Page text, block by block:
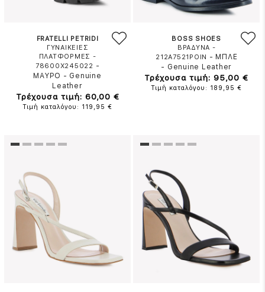
FRATELLI PETRIDI
ΓΥΝΑΙΚΕΙΕΣ
ΠΛΑΤΦΟΡΜΕΣ -
78600X245022 -
ΜΑΥΡΟ - Genuine
Leather
Τρέχουσα τιμή: 60,00 €
Τιμή καταλόγου: 119,95 €
BOSS SHOES
ΒΡΑΔΥΝΑ -
212A7521POIN - ΜΠΛΕ
- Genuine Leather
Τρέχουσα τιμή: 95,00 €
Τιμή καταλόγου: 189,95 €